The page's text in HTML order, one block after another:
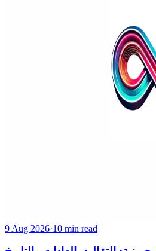
9 Aug 2026·10 min read